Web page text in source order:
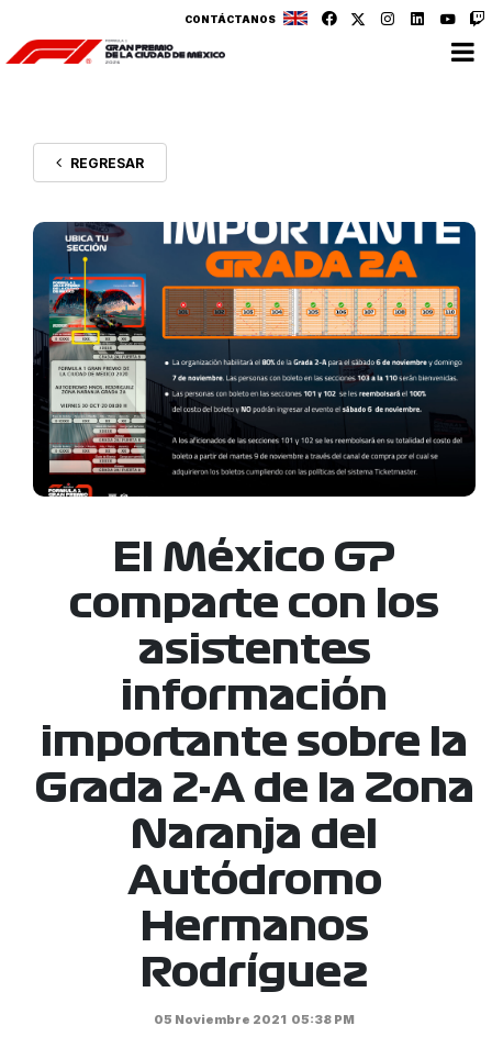
CONTÁCTANOS
REGRESAR
El México GP
comparte con los
asistentes
información
importante sobre la
Grada 2-A de la Zona
Naranja del
Autódromo
Hermanos
Rodríguez
05 Noviembre 2021 05:38 PM